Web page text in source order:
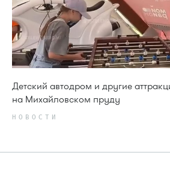
Детский автодром и другие
на Михайловском пруду
НОВОСТИ